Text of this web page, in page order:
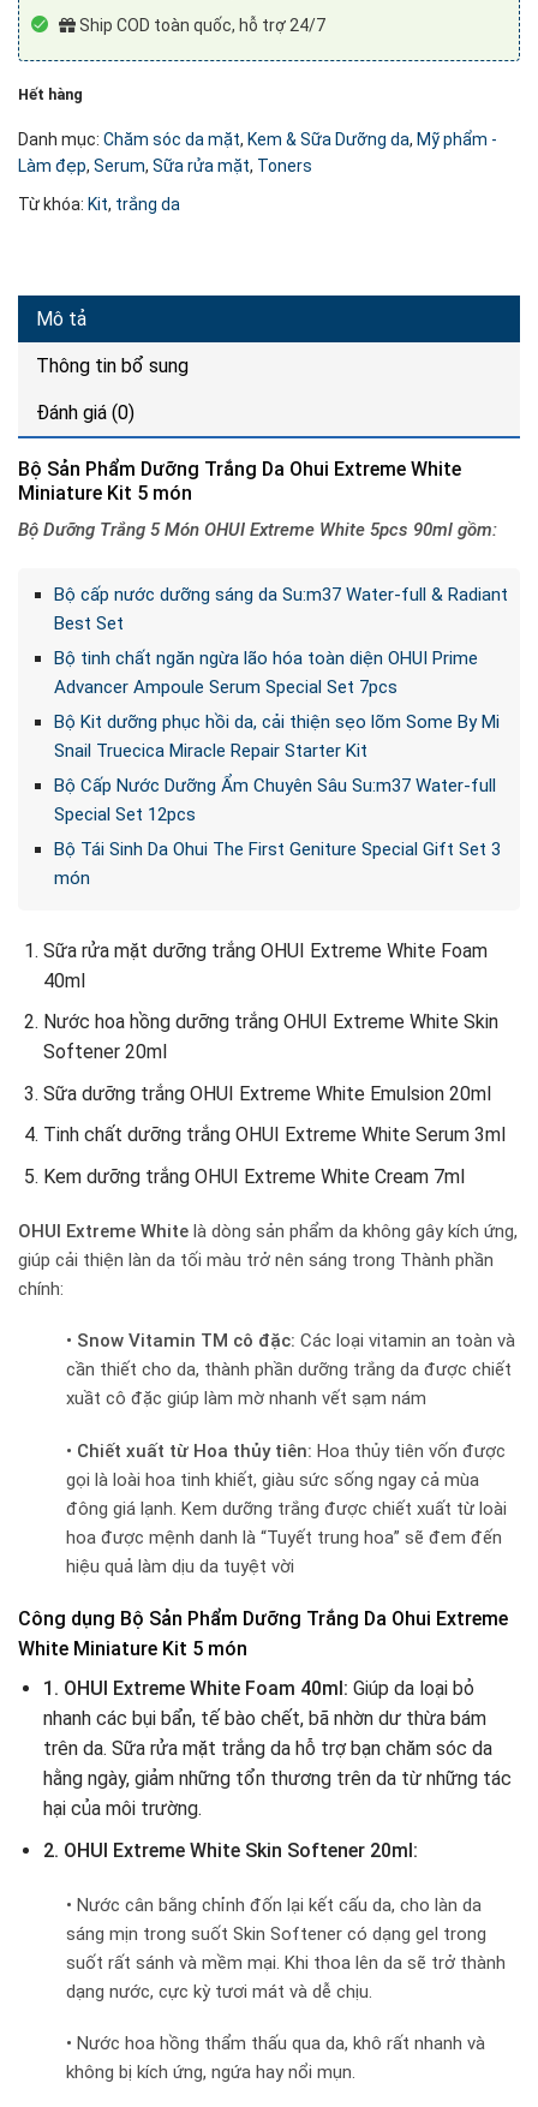
Ship COD toàn quốc, hỗ trợ 24/7
Hết hàng
Danh mục: Chăm sóc da mặt, Kem & Sữa Dưỡng da, Mỹ phẩm -
Làm đẹp, Serum, Sữa rửa mặt, Toners
Từ khóa: Kit, trắng da
Mô tả
Thông tin bổ sung
Đánh giá (0)
Bộ Sản Phẩm Dưỡng Trắng Da Ohui Extreme White
Miniature Kit 5 món
Bộ Dưỡng Trắng 5 Món OHUI Extreme White 5pcs 90ml gồm:
Bộ cấp nước dưỡng sáng da Su:m37 Water-full & Radiant
Best Set
Bộ tinh chất ngăn ngừa lão hóa toàn diện OHUI Prime
Advancer Ampoule Serum Special Set 7pcs
Bộ Kit dưỡng phục hồi da, cải thiện sẹo lõm Some By Mi
Snail Truecica Miracle Repair Starter Kit
Bộ Cấp Nước Dưỡng Ẩm Chuyên Sâu Su:m37 Water-full
Special Set 12pcs
Bộ Tái Sinh Da Ohui The First Geniture Special Gift Set 3
món
Sữa rửa mặt dưỡng trắng OHUI Extreme White Foam
40ml
Nước hoa hồng dưỡng trắng OHUI Extreme White Skin
Softener 20ml
Sữa dưỡng trắng OHUI Extreme White Emulsion 20ml
Tinh chất dưỡng trắng OHUI Extreme White Serum 3ml
Kem dưỡng trắng OHUI Extreme White Cream 7ml
OHUI Extreme White là dòng sản phẩm da không gây kích ứng,
giúp cải thiện làn da tối màu trở nên sáng trong Thành phần
chính:
• Snow Vitamin TM cô đặc: Các loại vitamin an toàn và
cần thiết cho da, thành phần dưỡng trắng da được chiết
xuầt cô đặc giúp làm mờ nhanh vết sạm nám
• Chiết xuất từ Hoa thủy tiên: Hoa thủy tiên vốn được
gọi là loài hoa tinh khiết, giàu sức sống ngay cả mùa
đông giá lạnh. Kem dưỡng trắng được chiết xuất từ loài
hoa được mệnh danh là “Tuyết trung hoa” sẽ đem đến
hiệu quả làm dịu da tuyệt vời
Công dụng Bộ Sản Phẩm Dưỡng Trắng Da Ohui Extreme
White Miniature Kit 5 món
1. OHUI Extreme White Foam 40ml: Giúp da loại bỏ
nhanh các bụi bẩn, tế bào chết, bã nhờn dư thừa bám
trên da. Sữa rửa mặt trắng da hỗ trợ bạn chăm sóc da
hằng ngày, giảm những tổn thương trên da từ những tác
hại của môi trường.
2. OHUI Extreme White Skin Softener 20ml:
• Nước cân bằng chỉnh đốn lại kết cấu da, cho làn da
sáng mịn trong suốt Skin Softener có dạng gel trong
suốt rất sánh và mềm mại. Khi thoa lên da sẽ trở thành
dạng nước, cực kỳ tươi mát và dễ chịu.
• Nước hoa hồng thẩm thấu qua da, khô rất nhanh và
không bị kích ứng, ngứa hay nổi mụn.